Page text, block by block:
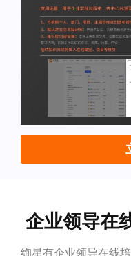
企业领导在
绚星有企业领导在线